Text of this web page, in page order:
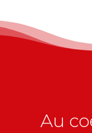
Au